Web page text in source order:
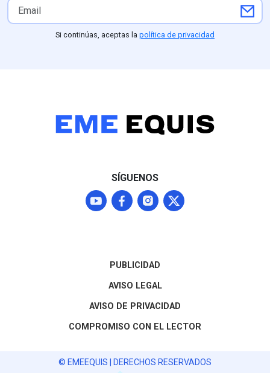
Si continúas, aceptas la política de privacidad
SÍGUENOS
PUBLICIDAD
AVISO LEGAL
AVISO DE PRIVACIDAD
COMPROMISO CON EL LECTOR
© EMEEQUIS | DERECHOS RESERVADOS